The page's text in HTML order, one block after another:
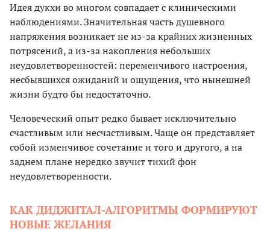
Идея дукхи во многом совпадает с клиническими
наблюдениями. Значительная часть душевного
напряжения возникает не из-за крайних жизненных
потрясений, а из-за накопления небольших
неудовлетворенностей: переменчивого настроения,
несбывшихся ожиданий и ощущения, что нынешней
жизни будто бы недостаточно.
Человеческий опыт редко бывает исключительно
счастливым или несчастливым. Чаще он представляет
собой изменчивое сочетание и того и другого, а на
заднем плане нередко звучит тихий фон
неудовлетворенности.
КАК ДИДЖИТАЛ-АЛГОРИТМЫ ФОРМИРУЮТ
НОВЫЕ ЖЕЛАНИЯ